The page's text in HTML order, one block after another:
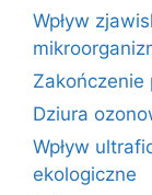
Wpływ
Zakończenie
Dziura
Wpływ
ekologiczne